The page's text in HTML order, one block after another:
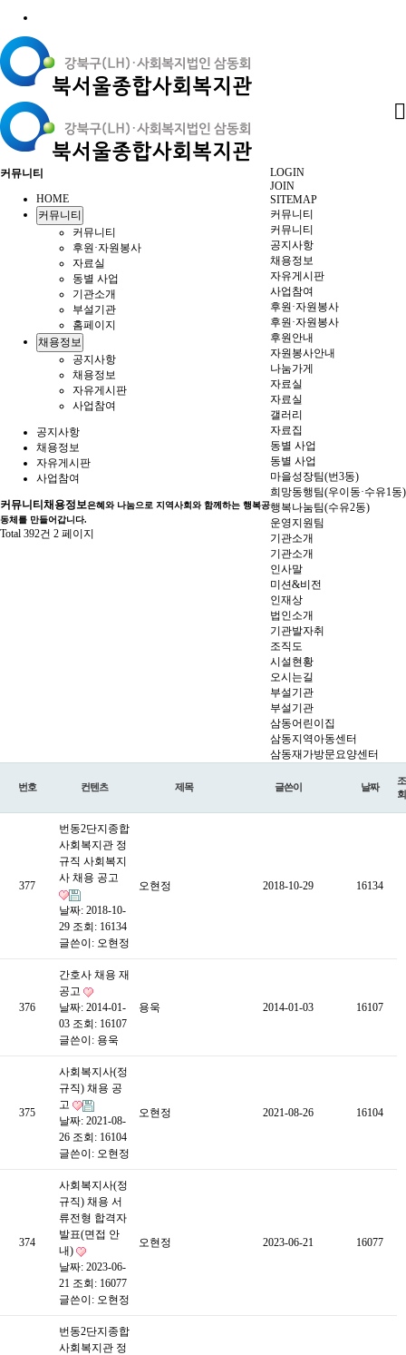
LOGIN
JOIN
SITEMAP
커뮤니티
커뮤니티
공지사항
채용정보
자유게시판
사업참여
후원·자원봉사
후원·자원봉사
후원안내
자원봉사안내
나눔가게
자료실
자료실
갤러리
자료집
동별 사업
동별 사업
마을성장팀(번3동)
희망동행팀(우이동·수유1동)
행복나눔팀(수유2동)
운영지원팀
기관소개
기관소개
인사말
미션&비전
인재상
법인소개
기관발자취
조직도
시설현황
오시는길
부설기관
부설기관
삼동어린이집
삼동지역아동센터
삼동재가방문요양센터
커뮤니티
HOME
커뮤니티
커뮤니티
후원·자원봉사
자료실
동별 사업
기관소개
부설기관
홈페이지
채용정보
공지사항
채용정보
자유게시판
사업참여
공지사항
채용정보
자유게시판
사업참여
커뮤니티 채용정보은혜와 나눔으로 지역사회와 함께하는 행복공
동체를 만들어갑니다.
Total 392건 2 페이지
번호 컨텐츠 제목 글쓴이 날짜
조
회
377
번동2단지종합
사회복지관 정
규직 사회복지
사 채용 공고
날짜: 2018-10-
29 조회: 16134
글쓴이: 오현정
오현정 2018-10-29 16134
376
간호사 채용 재
공고
날짜: 2014-01-
03 조회: 16107
글쓴이: 용욱
용욱 2014-01-03 16107
375
사회복지사(정
규직) 채용 공
고
날짜: 2021-08-
26 조회: 16104
글쓴이: 오현정
오현정 2021-08-26 16104
374
사회복지사(정
규직) 채용 서
류전형 합격자
발표(면접 안
내)
날짜: 2023-06-
21 조회: 16077
글쓴이: 오현정
오현정 2023-06-21 16077
번동2단지종합
사회복지관 정